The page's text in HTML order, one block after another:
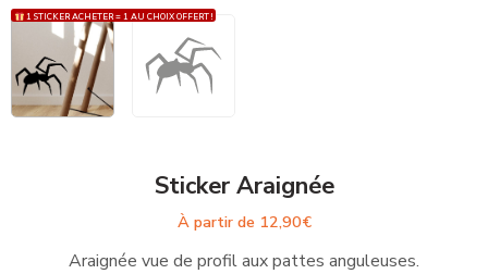
1 STICKER ACHETER = 1 AU CHOIX OFFERT !
Sticker Araignée
À partir de 12,90€
Araignée vue de profil aux pattes anguleuses.